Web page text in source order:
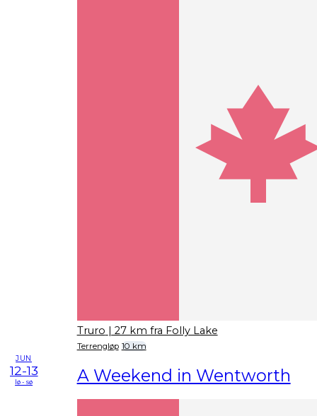
Truro | 27 km fra Folly Lake
Terrengløp 10 km
JUN
12-13
lø - sø A Weekend in Wentworth